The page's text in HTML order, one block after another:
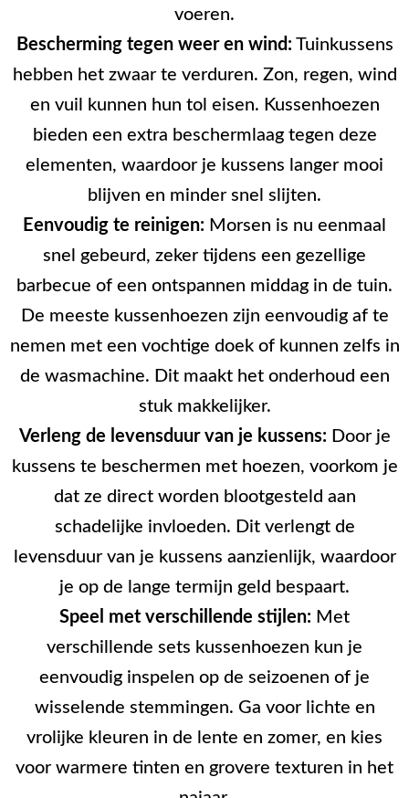
voeren.
Bescherming tegen weer en wind: Tuinkussens
hebben het zwaar te verduren. Zon, regen, wind
en vuil kunnen hun tol eisen. Kussenhoezen
bieden een extra beschermlaag tegen deze
elementen, waardoor je kussens langer mooi
blijven en minder snel slijten.
Eenvoudig te reinigen: Morsen is nu eenmaal
snel gebeurd, zeker tijdens een gezellige
barbecue of een ontspannen middag in de tuin.
De meeste kussenhoezen zijn eenvoudig af te
nemen met een vochtige doek of kunnen zelfs in
de wasmachine. Dit maakt het onderhoud een
stuk makkelijker.
Verleng de levensduur van je kussens: Door je
kussens te beschermen met hoezen, voorkom je
dat ze direct worden blootgesteld aan
schadelijke invloeden. Dit verlengt de
levensduur van je kussens aanzienlijk, waardoor
je op de lange termijn geld bespaart.
Speel met verschillende stijlen: Met
verschillende sets kussenhoezen kun je
eenvoudig inspelen op de seizoenen of je
wisselende stemmingen. Ga voor lichte en
vrolijke kleuren in de lente en zomer, en kies
voor warmere tinten en grovere texturen in het